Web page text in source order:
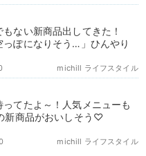
ない新商品出してきた！
っぽになりそう…」ひんやり
michill ライフスタイル
ってたよ～！人気メニューも
新商品がおいしそう♡
michill ライフスタイル